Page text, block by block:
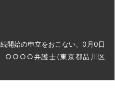
始の申立をおこない、0月0日
、○○○○弁護士(東京都品川区